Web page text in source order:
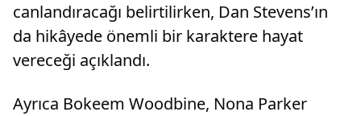
canlandıracağı belirtilirken, Dan Stevens’ın
da hikâyede önemli bir karaktere hayat
vereceği açıklandı.
Ayrıca Bokeem Woodbine, Nona Parker